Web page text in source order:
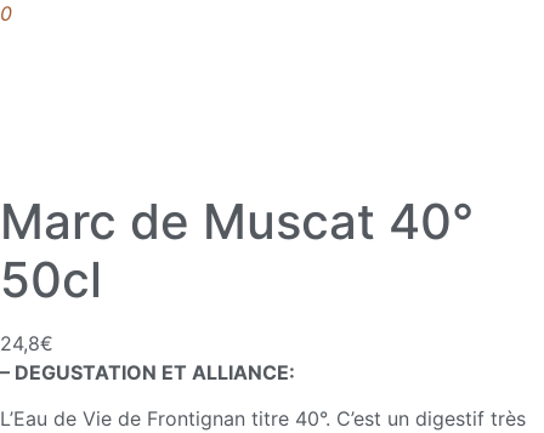
0
Marc de Muscat 40°
50cl
24,8€
– DEGUSTATION ET ALLIANCE:
L’Eau de Vie de Frontignan titre 40°. C’est un digestif très